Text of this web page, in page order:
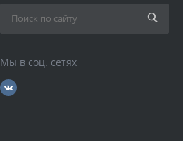
Мы в соц. сетях